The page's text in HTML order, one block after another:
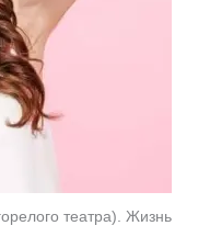
театра). Жизнь